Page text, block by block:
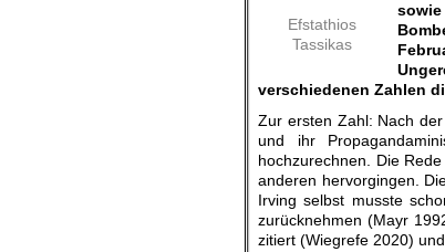
Efstathios
Tassikas
verschiedenen Zahlen
Zur ersten Zahl: Nach
und ihr
hochzurechnen. Die
anderen hervorgingen.
Irving selbst musste
zurücknehmen (Mayr
zitiert (Wiegrefe 2020)